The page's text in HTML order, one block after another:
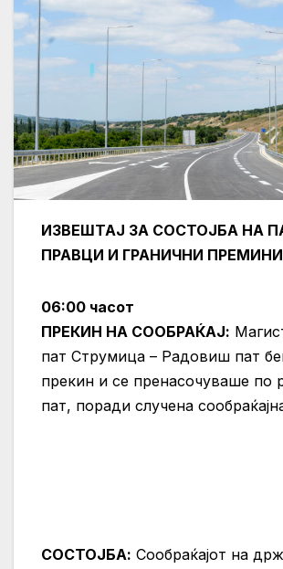
ИЗВЕШТАЈ ЗА СОСТОЈБА НА
ПРАВЦИ И ГРАНИЧНИ ПРЕМИНИ
06:00 часот
ПРЕКИН НА СООБРАЌАЈ:
пат Струмица – Радовиш пат
прекин и се пренасочуваше по
пат, поради случена
СОСТОЈБА: Сообраќајот на